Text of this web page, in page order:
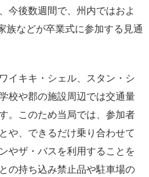
今後数週間で、州内ではおよ
族などが卒業式に参加する見通
イキキ・シェル、スタン・シ
校や郡の施設周辺では交通量
。このため当局では、参加者
や、できるだけ乗り合わせて
やザ・バスを利用することを
の持ち込み禁止品や駐車場の